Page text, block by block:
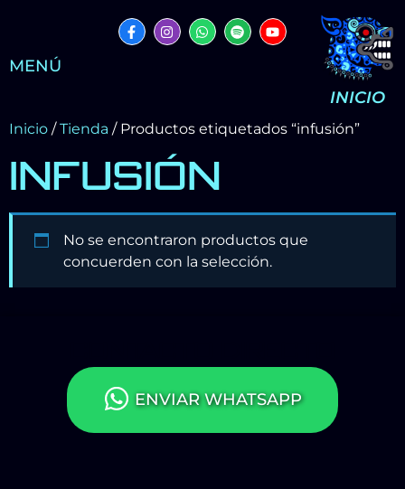
MENÚ
INICIO
Inicio /Tienda / Productos etiquetados “infusión”
INFUSIÓN
No se encontraron productos que
concuerden con la selección.
ENVIAR WHATSAPP